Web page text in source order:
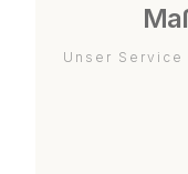
Unser